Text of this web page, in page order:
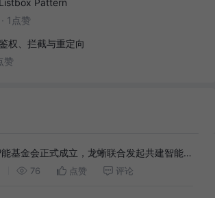
Pattern
· 1点赞
权、拦截与重定向
赞
基金会正式成立，龙蜥联合发起共建智能体
76 点赞 评论